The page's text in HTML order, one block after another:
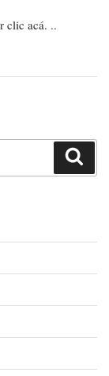
clic acá. ..